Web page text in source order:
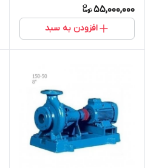
55,000,000
افزودن به سبد